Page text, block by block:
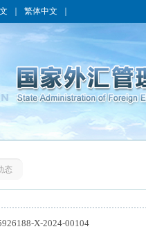
繁体中文
态
X-2024-00104